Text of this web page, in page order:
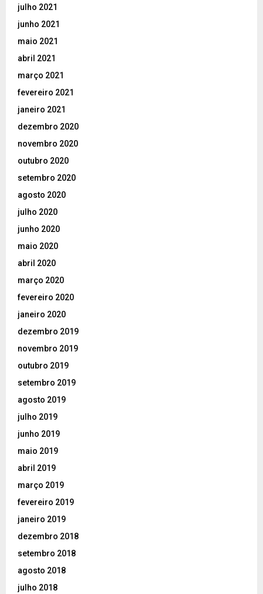
julho 2021
junho 2021
maio 2021
abril 2021
março 2021
fevereiro 2021
janeiro 2021
dezembro 2020
novembro 2020
outubro 2020
setembro 2020
agosto 2020
julho 2020
junho 2020
maio 2020
abril 2020
março 2020
fevereiro 2020
janeiro 2020
dezembro 2019
novembro 2019
outubro 2019
setembro 2019
agosto 2019
julho 2019
junho 2019
maio 2019
abril 2019
março 2019
fevereiro 2019
janeiro 2019
dezembro 2018
setembro 2018
agosto 2018
julho 2018